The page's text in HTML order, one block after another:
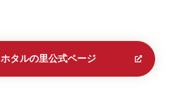
ホタルの里公式ページ